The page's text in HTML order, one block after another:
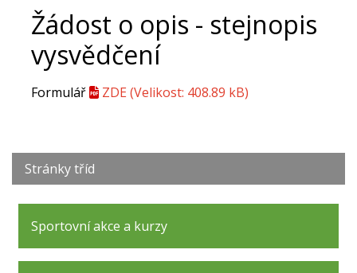
Žádost o opis - stejnopis
vysvědčení
Formulář ZDE (Velikost: 408.89 kB)
Stránky tříd
Sportovní akce a kurzy